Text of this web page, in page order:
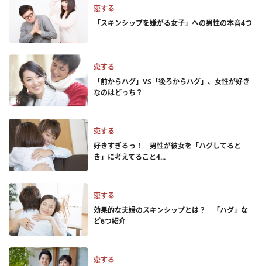
恋する
「スキンシップを嫌がる女子」への男性の本音4つ
恋する
「前からハグ」VS「後ろからハグ」、女性が好き
なのはどっち？
恋する
好きすぎるっ！ 男性が彼女を「ハグしてると
き」に考えてること4...
恋する
効果的な夫婦のスキンシップとは？ 「ハグ」な
ど6つ紹介
恋する